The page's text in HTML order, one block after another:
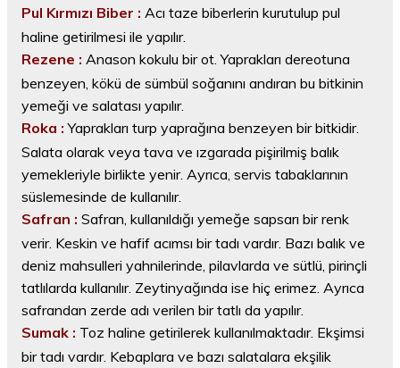
Pul Kırmızı Biber : Acı taze biberlerin kurutulup pul
haline getirilmesi ile yapılır.
Rezene : Anason kokulu bir ot. Yaprakları dereotuna
benzeyen, kökü de sümbül soğanını andıran bu bitkinin
yemeği ve salatası yapılır.
Roka : Yaprakları turp yaprağına benzeyen bir bitkidir.
Salata olarak veya tava ve ızgarada pişirilmiş balık
yemekleriyle birlikte yenir. Ayrıca, servis tabaklarının
süslemesinde de kullanılır.
Safran : Safran, kullanıldığı yemeğe sapsarı bir renk
verir. Keskin ve hafif acımsı bir tadı vardır. Bazı balık ve
deniz mahsulleri yahnilerinde, pilavlarda ve sütlü, pirinçli
tatlılarda kullanılır. Zeytinyağında ise hiç erimez. Ayrıca
safrandan zerde adı verilen bir tatlı da yapılır.
Sumak : Toz haline getirilerek kullanılmaktadır. Ekşimsi
bir tadı vardır. Kebaplara ve bazı salatalara ekşilik